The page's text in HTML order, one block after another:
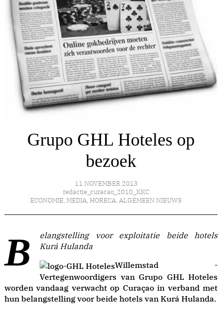
Grupo GHL Hoteles op
bezoek
11 NOVEMBER 2013
redactie_curacao_2010_KKC
ECONOMIE, MEDIA, HORECA, ALGEMEEN NIEUWS
Belangstelling voor exploitatie beide hotels
Kurá Hulanda
Willemstad -
Vertegenwoordigers van Grupo GHL Hoteles
worden vandaag verwacht op Curaçao in verband met
hun belangstelling voor beide hotels van Kurá Hulanda.